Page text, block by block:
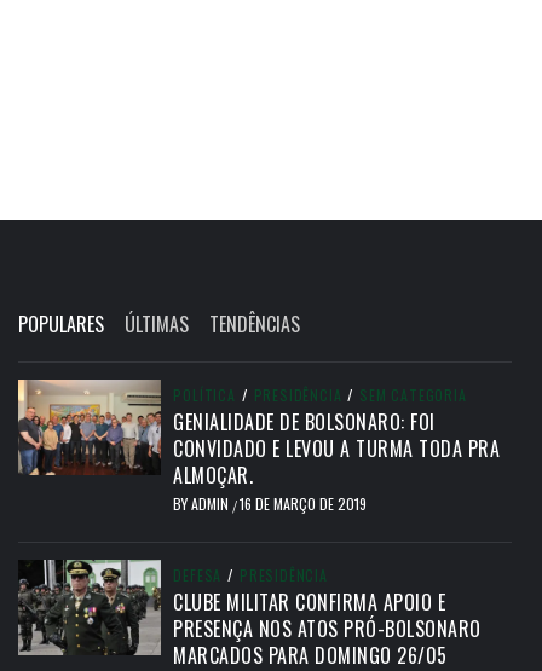
POPULARES ÚLTIMAS TENDÊNCIAS
POLÍTICA / PRESIDÊNCIA / SEM CATEGORIA
GENIALIDADE DE BOLSONARO: FOI
CONVIDADO E LEVOU A TURMA TODA PRA
ALMOÇAR.
BYADMIN /16 DE MARÇO DE 2019
DEFESA / PRESIDÊNCIA
CLUBE MILITAR CONFIRMA APOIO E
PRESENÇA NOS ATOS PRÓ-BOLSONARO
MARCADOS PARA DOMINGO 26/05